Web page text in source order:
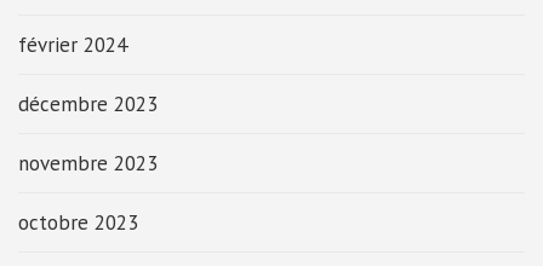
février 2024
décembre 2023
novembre 2023
octobre 2023